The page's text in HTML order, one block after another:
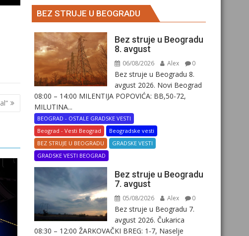
BEZ STRUJE U BEOGRADU
Bez struje u Beogradu
8. avgust
06/08/2026 Alex 0
Bez struje u Beogradu 8.
avgust 2026. Novi Beograd
08:00 – 14:00 MILENTIJA POPOVIĆA: BB,50-72,
MILUTINA...
BEOGRAD - OSTALE GRADSKE VESTI
Beograd - Vesti Beograd
Beogradske vesti
BEZ STRUJE U BEOGRADU
GRADSKE VESTI
GRADSKE VESTI BEOGRAD
Bez struje u Beogradu
7. avgust
05/08/2026 Alex 0
Bez struje u Beogradu 7.
avgust 2026. Čukarica
08:30 – 12:00 ŽARKOVAČKI BREG: 1-7, Naselje